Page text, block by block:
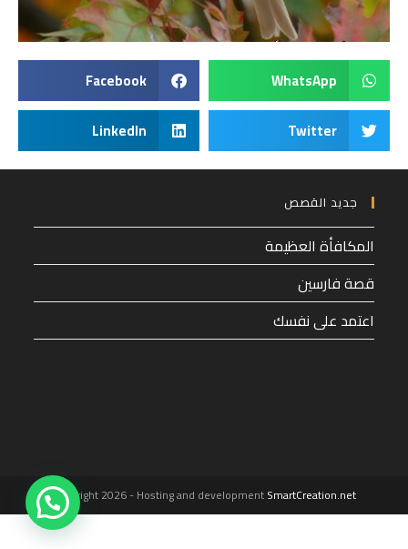
WhatsApp
Facebook
Twitter
LinkedIn
جديد القصص
المكافأة العظيمة
قصة فارسين
اعتمد على نفسك
Copyright 2026 - Hosting and developmentSmartCreation.net
1